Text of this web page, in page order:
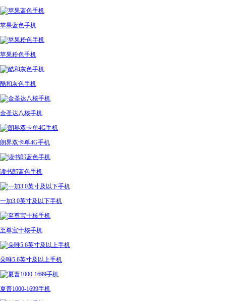
苹果蓝色手机
苹果粉色手机
酷和灰色手机
金圣达八核手机
朗界双卡单4G手机
读书郎蓝色手机
一加3.0英寸及以下手机
至尊宝十核手机
朵唯5.6英寸及以上手机
夏普1000-1699手机